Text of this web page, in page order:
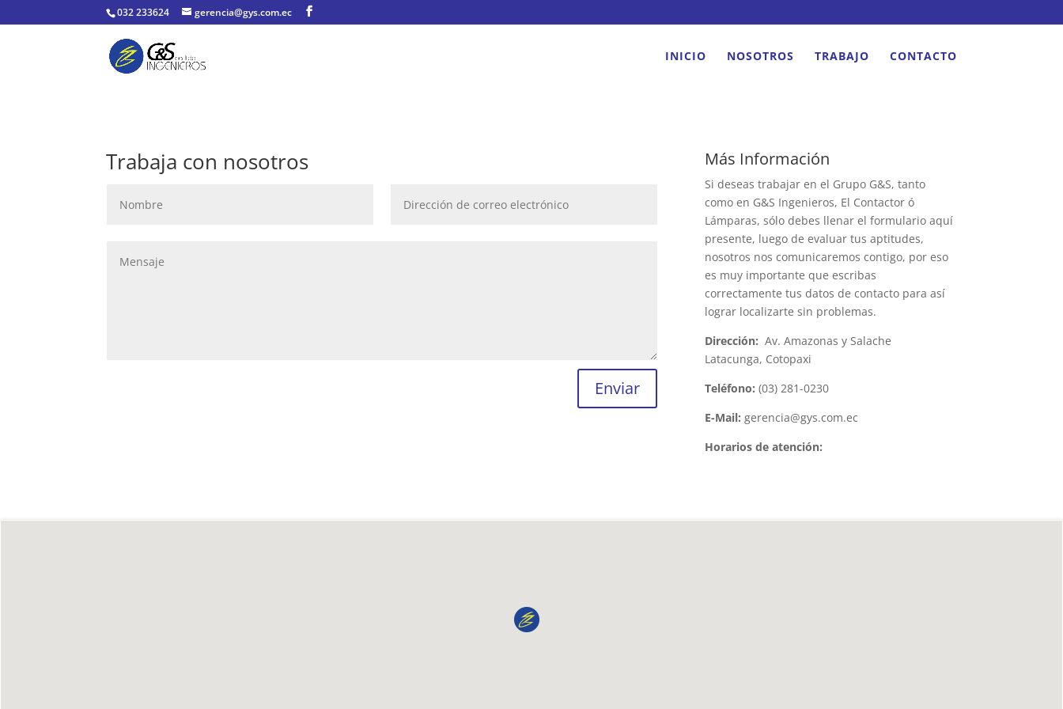
032 233624 gerencia@gys.com.ec
INICIO NOSOTROS TRABAJO CONTACTO
Trabaja con nosotros
Enviar
Más Información
Si deseas trabajar en el Grupo G&S, tanto
como en G&S Ingenieros, El Contactor ó
Lámparas, sólo debes llenar el formulario aquí
presente, luego de evaluar tus aptitudes,
nosotros nos comunicaremos contigo, por eso
es muy importante que escribas
correctamente tus datos de contacto para así
lograr localizarte sin problemas.
Dirección: Av. Amazonas y Salache
Latacunga, Cotopaxi
Teléfono: (03) 281-0230
E-Mail: gerencia@gys.com.ec
Horarios de atención: